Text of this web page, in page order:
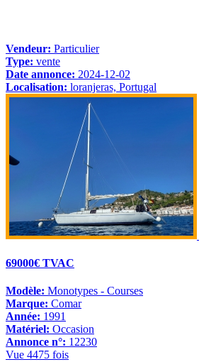
Vendeur: Particulier
Type: vente
Date annonce: 2024-12-02
Localisation: loranjeras, Portugal
69000€ TVAC
Modèle: Monotypes - Courses
Marque: Comar
Année: 1991
Matériel: Occasion
Annonce n°: 12230
Vue 4475 fois